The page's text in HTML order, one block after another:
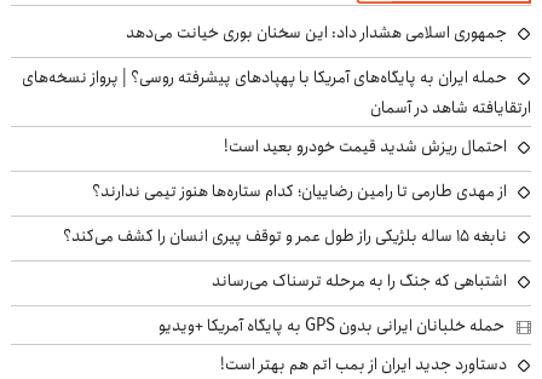
جمهوری اسلامی هشدار داد: این سخنان بوری خیانت می‌دهد
حمله ایران به پایگاه‌های آمریکا با پهپادهای پیشرفته روسی؟ | پرواز نسخه‌های
ارتقایافته شاهد در آسمان
احتمال ریزش شدید قیمت خودرو بعید است!
از مهدی طارمی تا رامین رضاییان؛ کدام ستاره‌ها هنوز تیمی ندارند؟
نابغه ۱۵ ساله بلژیکی راز طول عمر و توقف پیری انسان را کشف می‌کند؟
اشتباهی که جنگ را به مرحله ترسناک می‌رساند
حمله خلبانان ایرانی بدون GPS به پایگاه آمریکا +ویدیو
دستاورد جدید ایران از بمب اتم هم بهتر است!